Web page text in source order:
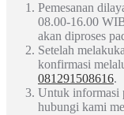
Pemesanan
08.00-16.00
akan diproses
Setelah
konfirmasi
081291508616.
Untuk informasi
hubungi kami